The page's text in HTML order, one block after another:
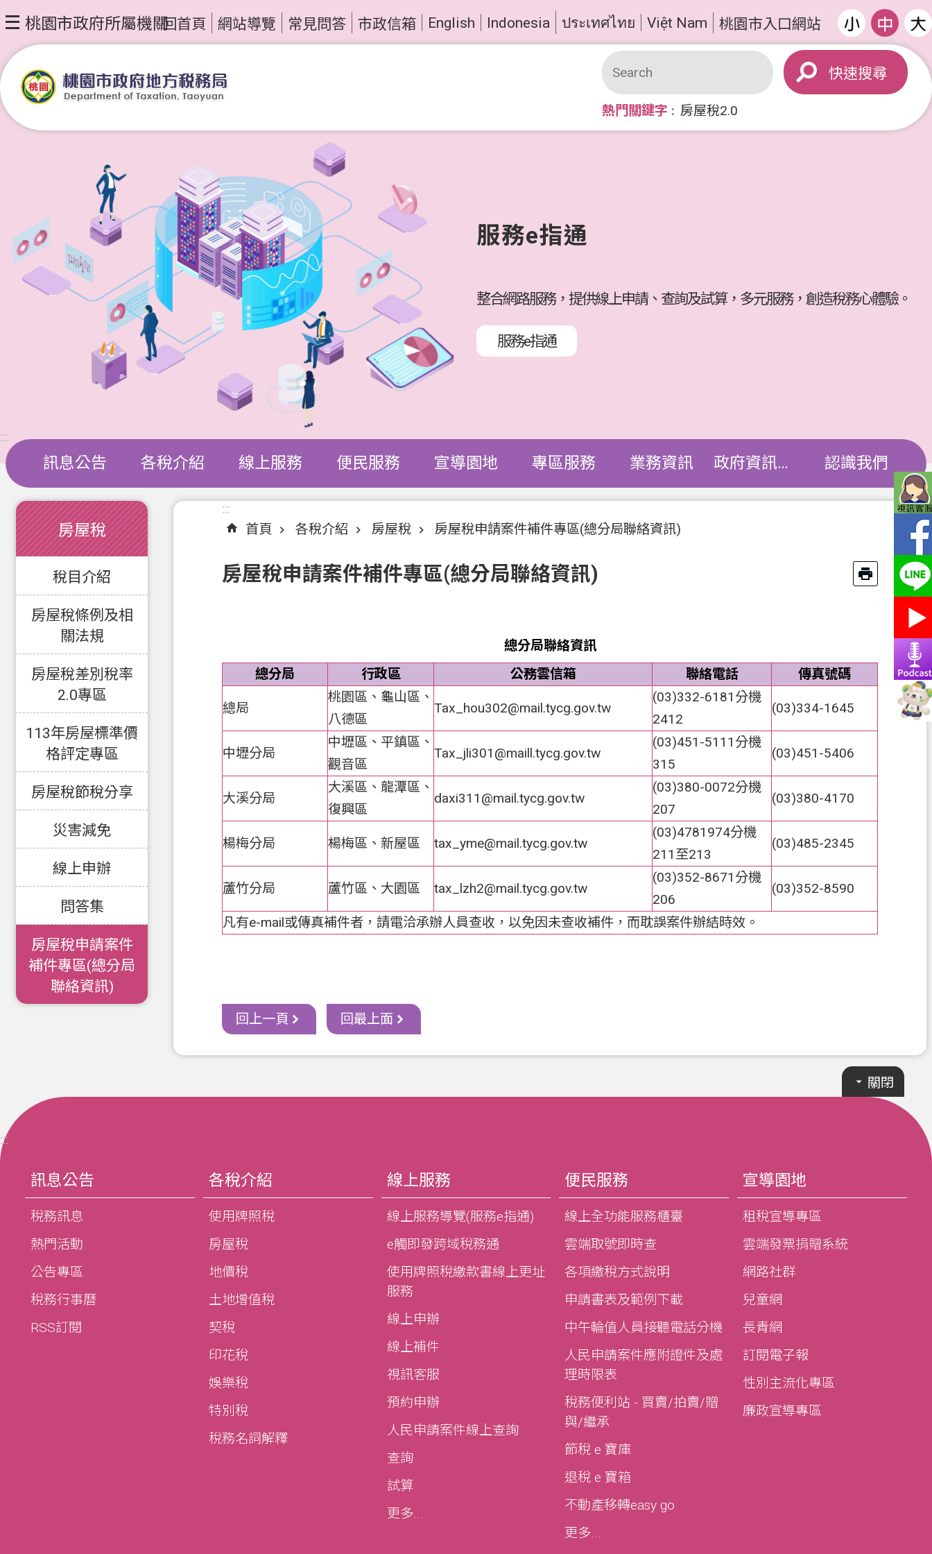
桃園市政府所屬機關回首頁 網站導覽 常見問答 市政信箱 English Indonesia ประเทศไทย Việt Nam 桃園市入口網站
搜尋
熱門關鍵字 房屋稅2.0
服務e指通
整合網路服務，提供線上申請、查詢及試算，多元服務，創造稅務心體驗。
服務e指通
:::
訊息公告 各稅介紹 線上服務 便民服務 宣導園地 專區服務 業務資訊 政府資訊公開 認識我們
:::
房屋稅
稅目介紹
房屋稅條例及相
關法規
房屋稅差別稅率
2.0專區
113年房屋標準價
格評定專區
房屋稅節稅分享
災害減免
線上申辦
問答集
房屋稅申請案件
補件專區(總分局
聯絡資訊)
:::
首頁
各稅介紹 房屋稅 房屋稅申請案件補件專區(總分局聯絡資訊)
房屋稅申請案件補件專區(總分局聯絡資訊)
總分局聯絡資訊
總分局
行政區 公務雲信箱 聯絡電話 傳真號碼
總局
桃園區、龜山區、
八德區
Tax_hou302@mail.tycg.gov.tw
(03)332-6181分機
2412
(03)334-1645
中壢分局
中壢區、平鎮區、
觀音區
Tax_jli301@maill.tycg.gov.tw
(03)451-5111分機
315
(03)451-5406
大溪分局
大溪區、龍潭區、
復興區
daxi311@mail.tycg.gov.tw
(03)380-0072分機
207
(03)380-4170
楊梅分局 楊梅區、新屋區 tax_yme@mail.tycg.gov.tw
(03)4781974分機
211至213
(03)485-2345
蘆竹分局 蘆竹區、大園區 tax_lzh2@mail.tycg.gov.tw
(03)352-8671分機
206
(03)352-8590
凡有e-mail或傳真補件者，請電洽承辦人員查收，以免因未查收補件，而耽誤案件辦結時效。
回上一頁 回最上面
關閉
:::
訊息公告
稅務訊息
熱門活動
公告專區
稅務行事曆
RSS訂閱
各稅介紹
使用牌照稅
房屋稅
地價稅
土地增值稅
契稅
印花稅
娛樂稅
特別稅
稅務名詞解釋
線上服務
線上服務導覽(服務e指通)
e觸即發跨域稅務通
使用牌照稅繳款書線上更址
服務
線上申辦
線上補件
視訊客服
預約申辦
人民申請案件線上查詢
查詢
試算
更多...
便民服務
線上全功能服務櫃臺
雲端取號即時查
各項繳稅方式說明
申請書表及範例下載
中午輪值人員接聽電話分機
人民申請案件應附證件及處
理時限表
稅務便利站 - 買賣/拍賣/贈
與/繼承
節稅 e 寶庫
退稅 e 寶箱
不動產移轉easy go
更多...
宣導園地
租稅宣導專區
雲端發票捐贈系統
網路社群
兒童網
長青網
訂閱電子報
性別主流化專區
廉政宣導專區